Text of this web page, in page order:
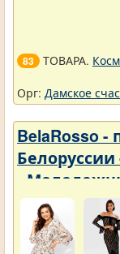
83 ТОВАРА.
Орг: Дамское
BelaRosso
-